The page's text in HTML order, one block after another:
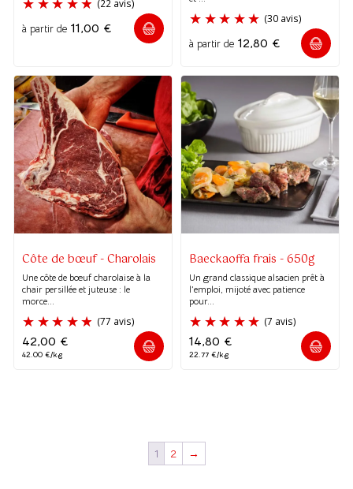
(46 avis) (16
(22 avis)
à partir de 11,00 €
à partir de 12,80 €
Côte de bœuf - Charolais
Une côte de bœuf charolaise à la
chair persillée et juteuse : le
morce...
42,00 €
42.00 €/kg
Baeckaoffa frais - 650g
Un grand classique alsacien prêt à
l’emploi, mijoté avec patience
pour...
14,80 €
22.77 €/kg
1 2 →